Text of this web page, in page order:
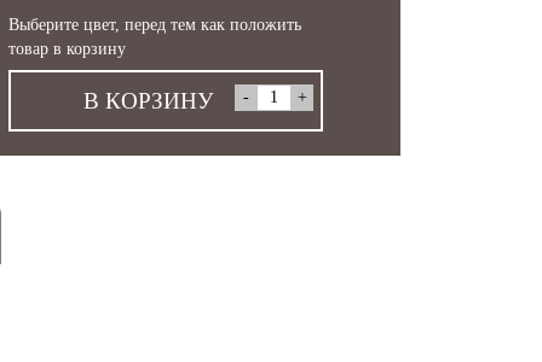
Выберите цвет, перед тем как положить
товар в корзину
В КОРЗИНУ